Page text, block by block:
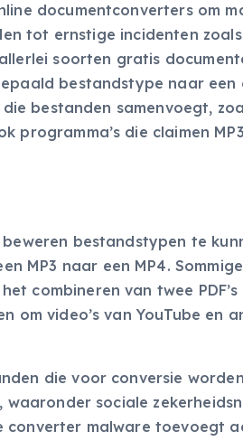
documentconverters om
tot ernstige incidenten
soorten gratis
bestandstype naar
bestanden samenvoegt,
programma’s die claimen
bestandstypen te
MP3 naar een MP4.
combineren van twee PDF’s
om video’s van YouTube en
die voor conversie
sociale
converter malware toevoegt